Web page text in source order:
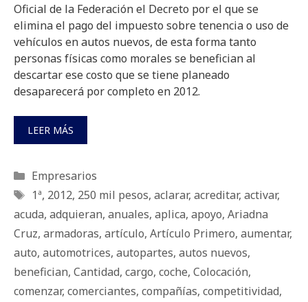
Oficial de la Federación el Decreto por el que se
elimina el pago del impuesto sobre tenencia o uso de
vehículos en autos nuevos, de esta forma tanto
personas físicas como morales se benefician al
descartar ese costo que se tiene planeado
desaparecerá por completo en 2012.
LEER MÁS
Categorías
Empresarios
Etiquetas
1ª, 2012, 250 mil pesos, aclarar, acreditar, activar,
acuda, adquieran, anuales, aplica, apoyo, Ariadna
Cruz, armadoras, artículo, Artículo Primero, aumentar,
auto, automotrices, autopartes, autos nuevos,
benefician, Cantidad, cargo, coche, Colocación,
comenzar, comerciantes, compañías, competitividad,